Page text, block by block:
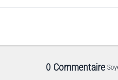
0 Commentaire